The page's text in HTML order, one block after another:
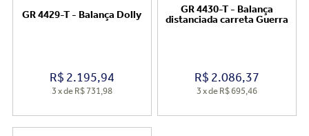
GR 4429-T - Balança Dolly
R$ 2.195,94
3 xde R$ 731,98
GR 4430-T - Balança
distanciada carreta Guerra
R$ 2.086,37
3 xde R$ 695,46